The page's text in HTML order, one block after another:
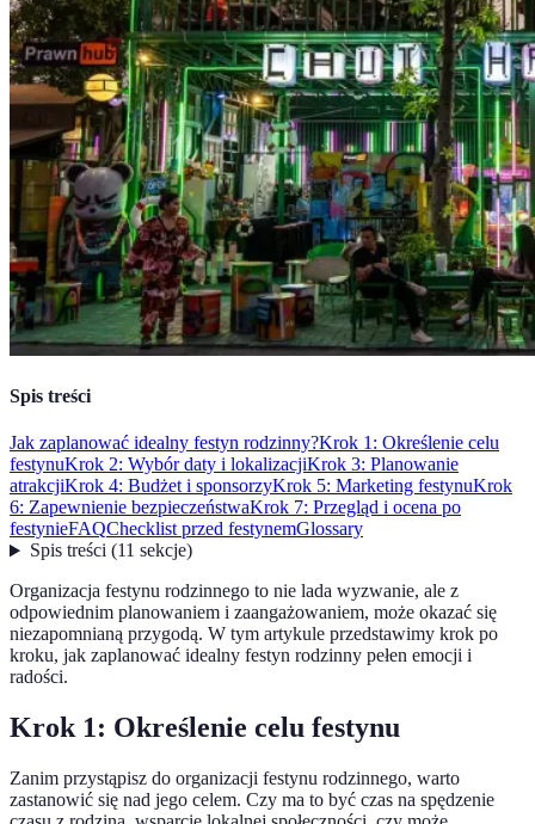
Spis treści
Jak zaplanować idealny festyn rodzinny?Krok 1: Określenie celu
festynuKrok 2: Wybór daty i lokalizacjiKrok 3: Planowanie
atrakcjiKrok 4: Budżet i sponsorzyKrok 5: Marketing festynuKrok
6: Zapewnienie bezpieczeństwaKrok 7: Przegląd i ocena po
festynieFAQChecklist przed festynemGlossary
Spis treści(11 sekcje)
Organizacja festynu rodzinnego to nie lada wyzwanie, ale z
odpowiednim planowaniem i zaangażowaniem, może okazać się
niezapomnianą przygodą. W tym artykule przedstawimy krok po
kroku, jak zaplanować idealny festyn rodzinny pełen emocji i
radości.
Krok 1: Określenie celu festynu
Zanim przystąpisz do organizacji festynu rodzinnego, warto
zastanowić się nad jego celem. Czy ma to być czas na spędzenie